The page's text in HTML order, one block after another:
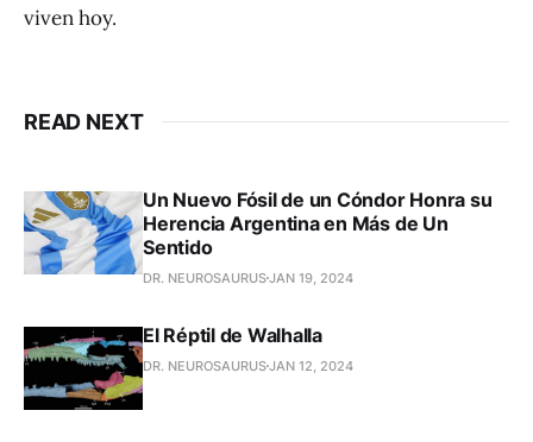
viven hoy.
READ NEXT
Un Nuevo Fósil de un Cóndor Honra su
Herencia Argentina en Más de Un
Sentido
DR. NEUROSAURUSJAN 19, 2024
El Réptil de Walhalla
DR. NEUROSAURUSJAN 12, 2024